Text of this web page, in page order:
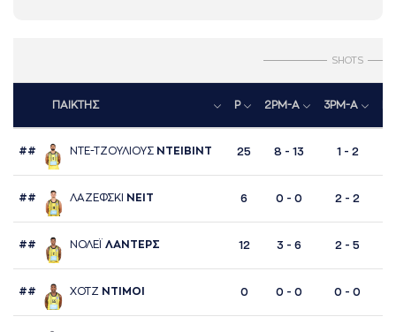
SHOTS
ΠΑΙΚΤΗΣ P 2PM-A 3PM-A
## ΝΤΕ-ΤΖΟΥΛΙΟΥΣ ΝΤΕΙΒΙΝΤ 25 8 - 13 1 - 2
## ΛAΖΕΦΣΚΙ ΝΕΙΤ 6 0 - 0 2 - 2
## ΝΟΛΕΪ ΛAΝΤΕΡΣ 12 3 - 6 2 - 5
## ΧΟΤΖ ΝΤΙΜΟΙ 0 0 - 0 0 - 0